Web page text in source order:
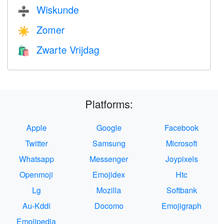
➗ Wiskunde
☀️ Zomer
🛍 Zwarte Vrijdag
Platforms:
Apple Google
Facebook
Twitter
Samsung
Microsoft
Whatsapp
Messenger
Joypixels
Openmoji
Emojidex
Htc
Lg
Mozilla
Softbank
Au-Kddi
Docomo
Emojigraph
Emojipedia